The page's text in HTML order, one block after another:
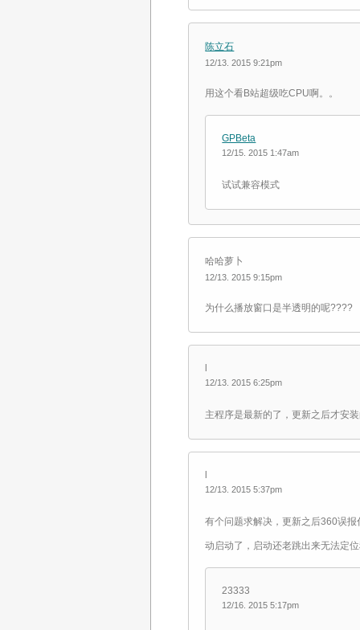
陈立石
12/13. 2015 9:21pm
用这个看B站超级吃CPU啊。。
GPBeta
12/15. 2015 1:47am
试试兼容模式
哈哈萝卜
12/13. 2015 9:15pm
为什么播放窗口是半透明的呢????
12/13. 2015 6:25pm
主程序是最新的了，更新之后才安
12/13. 2015 5:37pm
有个问题求解决，更新之后360误
动启动了，启动还老跳出来无法定
23333
12/16. 2015 5:17pm